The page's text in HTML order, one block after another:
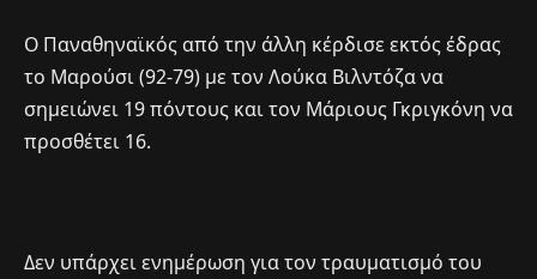
Ο Παναθηναϊκός από την άλλη κέρδισε εκτός έδρας
το Μαρούσι (92-79) με τον Λούκα Βιλντόζα να
σημειώνει 19 πόντους και τον Μάριους Γκριγκόνη να
προσθέτει 16.
Δεν υπάρχει ενημέρωση για τον τραυματισμό του